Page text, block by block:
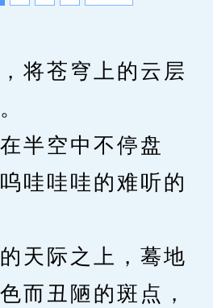
苍穹上的云层
空中不停盘
哇哇哇的难听的
际之上，蓦地
而丑陋的斑点，